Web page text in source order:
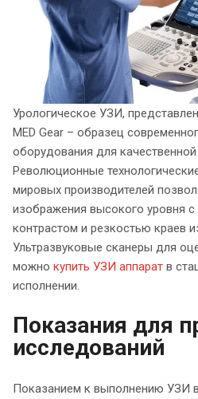
Урологическое УЗИ,
MED Gear – образец
оборудования для
Революционные
мировых производителей
изображения высокого уровня
контрастом и резкостью краев
Ультразвуковые сканеры для
можно купить УЗИ аппарат в
исполнении.
Показания для
исследований
Показанием к выполнению УЗИ